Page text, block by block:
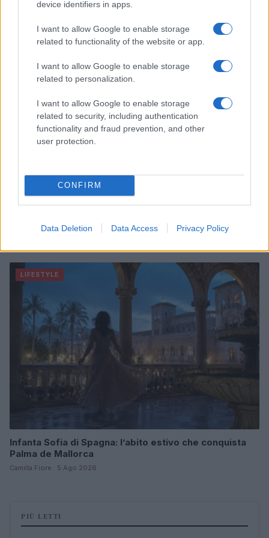
device identifiers in apps.
I want to allow Google to enable storage
related to functionality of the website or app.
I want to allow Google to enable storage
related to personalization.
I want to allow Google to enable storage
related to security, including authentication
functionality and fraud prevention, and other
user protection.
CONFIRM
Data Deletion Data Access Privacy Policy
Camilla Fiore · 6 Ago 2026
Dagli anni ’80 ai giorni nostri: la rinascita degli occhiali
aviator tra le star
LIFESTYLE
Infanta Sofia di Spagna: l’abito estivo che conquista
Palma de Mallorca
Camilla Fiore · 5 Ago 2026
PIÙ LETTI